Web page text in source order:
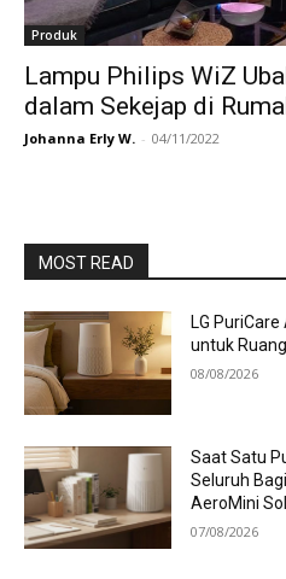
Produk
Lampu Philips WiZ
dalam Sekejap di
Johanna Erly W. - 04/11/2022
MOST READ
LG
untuk
08/08/2026
Saat Satu
Seluruh
AeroMini
07/08/2026